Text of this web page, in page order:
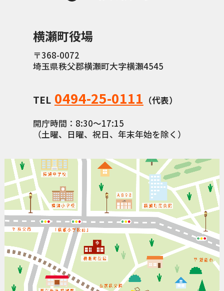
横瀬町役場
〒368-0072
埼玉県秩父郡横瀬町大字横瀬4545
TEL 0494-25-0111 （代表）
開庁時間：8:30〜17:15
（土曜、日曜、祝日、年末年始を除く）